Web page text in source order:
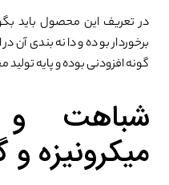
برخوردار بوده و دانه بندی آن
گونه افزودنی بوده و پایه
شباهت
میکرونیزه